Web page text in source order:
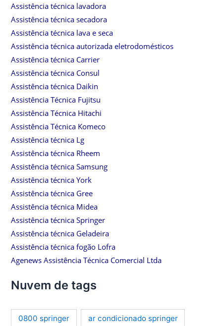
Assistência técnica lavadora
Assistência técnica secadora
Assistência técnica lava e seca
Assistência técnica autorizada eletrodomésticos
Assistência técnica Carrier
Assistência técnica Consul
Assistência técnica Daikin
Assistência Técnica Fujitsu
Assistência Técnica Hitachi
Assistência Técnica Komeco
Assistência técnica Lg
Assistência técnica Rheem
Assistência técnica Samsung
Assistência técnica York
Assistência técnica Gree
Assistência técnica Midea
Assistência técnica Springer
Assistência técnica Geladeira
Assistência técnica fogão Lofra
Agenews Assistência Técnica Comercial Ltda
Nuvem de tags
0800 springer ar condicionado springer